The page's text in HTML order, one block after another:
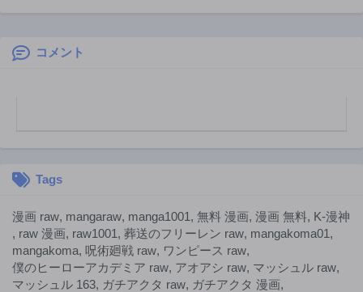
第150話
第144話
第142話
1年前
第141話
1年前
第140.2話
1年前
第140話
1年前
コメント
Tags
漫画 raw, mangaraw, manga1001 , 無料 漫画, 漫画 無料, K-漫神
, raw 漫画, raw1001 , 葬送のフリーレン raw, mangakoma01 ,
mangakoma, 呪術廻戦 raw, ワンピース raw,
僕のヒーローアカデミア raw, アオアシ raw, マッシュル raw,
マッシュル 163, ガチアクタ raw, ガチアクタ 漫画,